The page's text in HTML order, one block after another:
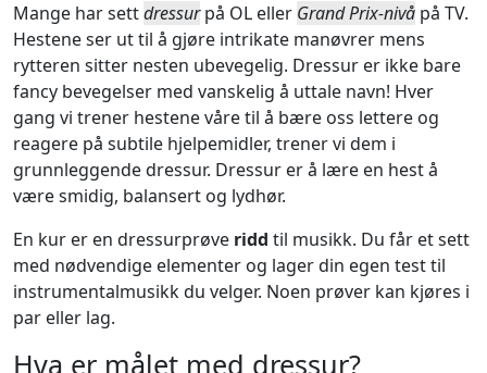
Mange har settdressurpå OL eller Grand Prix-nivå på TV.
Hestene ser ut til å gjøre intrikate manøvrer mens
rytteren sitter nesten ubevegelig. Dressur er ikke bare
fancy bevegelser med vanskelig å uttale navn! Hver
gang vi trener hestene våre til å bære oss lettere og
reagere på subtile hjelpemidler, trener vi dem i
grunnleggende dressur. Dressur er å lære en hest å
være smidig, balansert og lydhør.
En kur er en dressurprøve ridd til musikk. Du får et sett
med nødvendige elementer og lager din egen test til
instrumentalmusikk du velger. Noen prøver kan kjøres i
par eller lag.
Hva er målet med dressur?